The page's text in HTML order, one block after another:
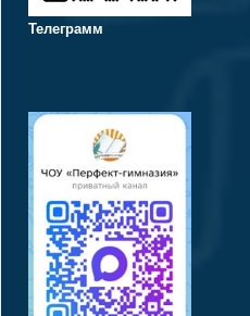
Телеграмм